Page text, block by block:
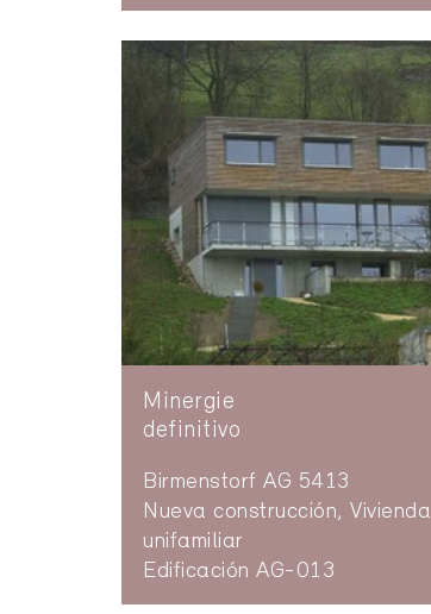
Minergie
definitivo
Birmenstorf AG 5413
Nueva construcción, Vivienda
unifamiliar
Edificación AG-013